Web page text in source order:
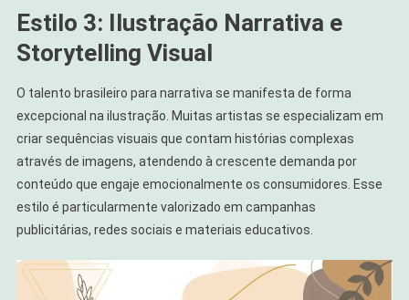
Estilo 3: Ilustração Narrativa e
Storytelling Visual
O talento brasileiro para narrativa se manifesta de forma
excepcional na ilustração. Muitas artistas se especializam em
criar sequências visuais que contam histórias complexas
através de imagens, atendendo à crescente demanda por
conteúdo que engaje emocionalmente os consumidores. Esse
estilo é particularmente valorizado em campanhas
publicitárias, redes sociais e materiais educativos.